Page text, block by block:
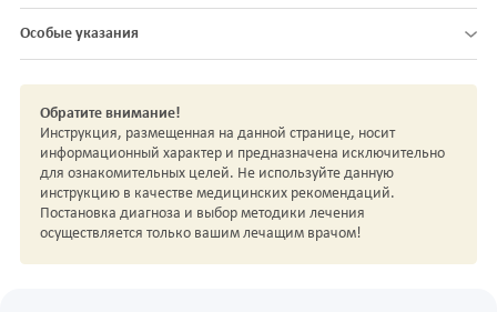
Особые указания
Обратите внимание!
Инструкция, размещенная на данной странице, носит
информационный характер и предназначена исключительно
для ознакомительных целей. Не используйте данную
инструкцию в качестве медицинских рекомендаций.
Постановка диагноза и выбор методики лечения
осуществляется только вашим лечащим врачом!